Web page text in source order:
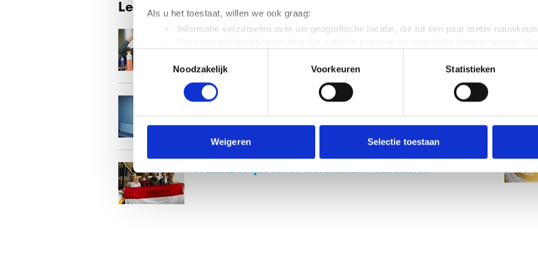
Als u het toestaat, willen we ook graag:
Informatie verzamelen over uw geografische locatie, die tot een paar meter
toestemming op elk moment wijzigen of intrekken in de Cookieverklaring.
We gebruiken cookies om content en advertenties te personaliseren, om functies voor social
media, adverteren en analyse. Deze partners kunnen deze gegevens combineren met
verstrekt of die ze hebben verzameld op basis van jouw gebruik van hun services.
Toestemmingsselectie
Noodzakelijk
Voorkeuren Statistieken
Weigeren Selectie toestaan
Lees verder
Stelling: leraren verdienen te weinig
Studiekeuze in AI-tijdperk: 'Uiteindelijk gaat het om
persoonlijke interesses'
TeamNL strijdt om de wereldtitel in debatteren